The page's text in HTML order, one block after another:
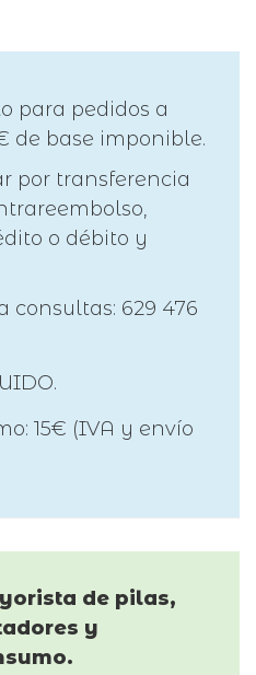
para pedidos a
de base imponible.
por transferencia
o débito y
consultas: 629 476
15€ (IVA y envío
de pilas,
y